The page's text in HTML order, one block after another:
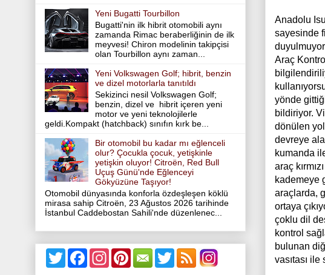
Anadolu
sayesinde
Araç
yönde
bildiriyor.
dönülen
devreye
kumanda
araç
kademeye
araçlarda,
ortaya
çoklu dil
kontrol
bulunan
vasıtası
Yeni Bugatti Tourbillon
Bugatti'nin ilk hibrit otomobili aynı
zamanda Rimac beraberliğinin de ilk
meyvesi! Chiron modelinin takipçisi
olan Tourbillon aynı zaman...
Yeni Volkswagen Golf; hibrit, benzin
ve dizel motorlarla tanıtıldı
Sekizinci nesil Volkswagen Golf;
benzin, dizel ve hibrit içeren yeni
motor ve yeni teknolojilerle
geldi.Kompakt (hatchback) sınıfın kırk be...
Bir otomobil bu kadar mı eğlenceli
olur? Çocukla çocuk, yetişkinle
yetişkin oluyor! Citroën, Red Bull
Uçuş Günü'nde Eğlenceyi
Gökyüzüne Taşıyor!
Otomobil dünyasında konforla özdeşleşen köklü
mirasa sahip Citroën, 23 Ağustos 2026 tarihinde
İstanbul Caddebostan Sahili'nde düzenlenec...
T
w
F
P
T